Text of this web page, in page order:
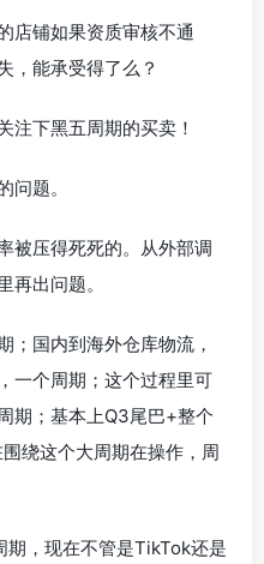
店铺如果资质审核不通
，能承受得了么？
注下黑五周期的买卖！
问题。
被压得死死的。从外部调
再出问题。
；国内到海外仓库物流，
一个周期；这个过程里可
期；基本上Q3尾巴+整个
绕这个大周期在操作，周
，现在不管是TikTok还是